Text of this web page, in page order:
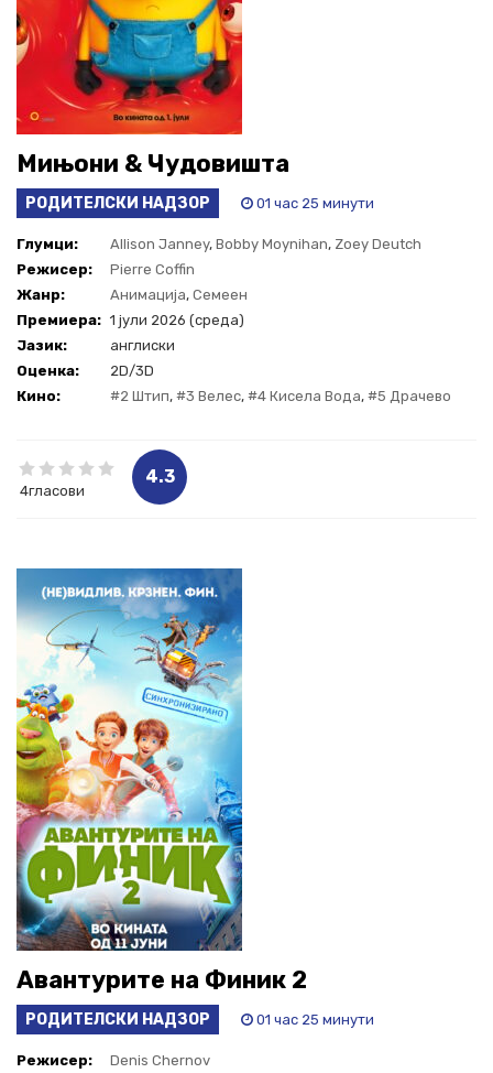
Мињони & Чудовишта
РОДИТЕЛСКИ НАДЗОР 01 час 25 минути
Глумци: Allison Janney, Bobby Moynihan, Zoey Deutch
Режисер:
Pierre Coffin
Жанр:
Анимација, Семеен
Премиера: 1 јули 2026 (среда)
Јазик:
англиски
Оценка:
2D/3D
Кино:
#2 Штип, #3 Велес, #4 Кисела Вода, #5 Драчево
4гласови
4.3
Авантурите на Финик 2
РОДИТЕЛСКИ НАДЗОР 01 час 25 минути
Режисер:
Denis Chernov